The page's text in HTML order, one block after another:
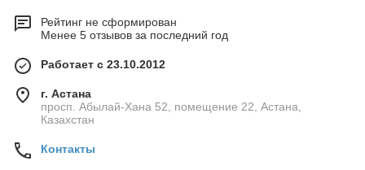
Рейтинг не сформирован
Менее 5 отзывов за последний год
Работает с 23.10.2012
г. Астана
просп. Абылай-Хана 52, помещение 22, Астана,
Казахстан
Контакты